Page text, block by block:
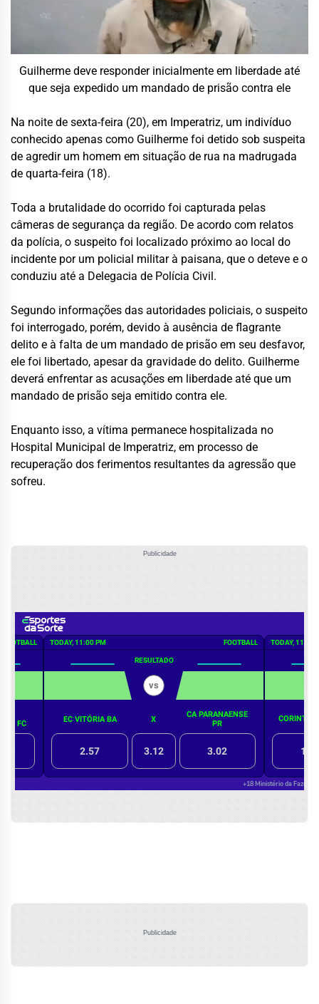
Guilherme deve responder inicialmente em liberdade até
que seja expedido um mandado de prisão contra ele
Na noite de sexta-feira (20), em Imperatriz, um indivíduo
conhecido apenas como Guilherme foi detido sob suspeita
de agredir um homem em situação de rua na madrugada
de quarta-feira (18).
Toda a brutalidade do ocorrido foi capturada pelas
câmeras de segurança da região. De acordo com relatos
da polícia, o suspeito foi localizado próximo ao local do
incidente por um policial militar à paisana, que o deteve e o
conduziu até a Delegacia de Polícia Civil.
Segundo informações das autoridades policiais, o suspeito
foi interrogado, porém, devido à ausência de flagrante
delito e à falta de um mandado de prisão em seu desfavor,
ele foi libertado, apesar da gravidade do delito. Guilherme
deverá enfrentar as acusações em liberdade até que um
mandado de prisão seja emitido contra ele.
Enquanto isso, a vítima permanece hospitalizada no
Hospital Municipal de Imperatriz, em processo de
recuperação dos ferimentos resultantes da agressão que
sofreu.
Publicidade
Publicidade